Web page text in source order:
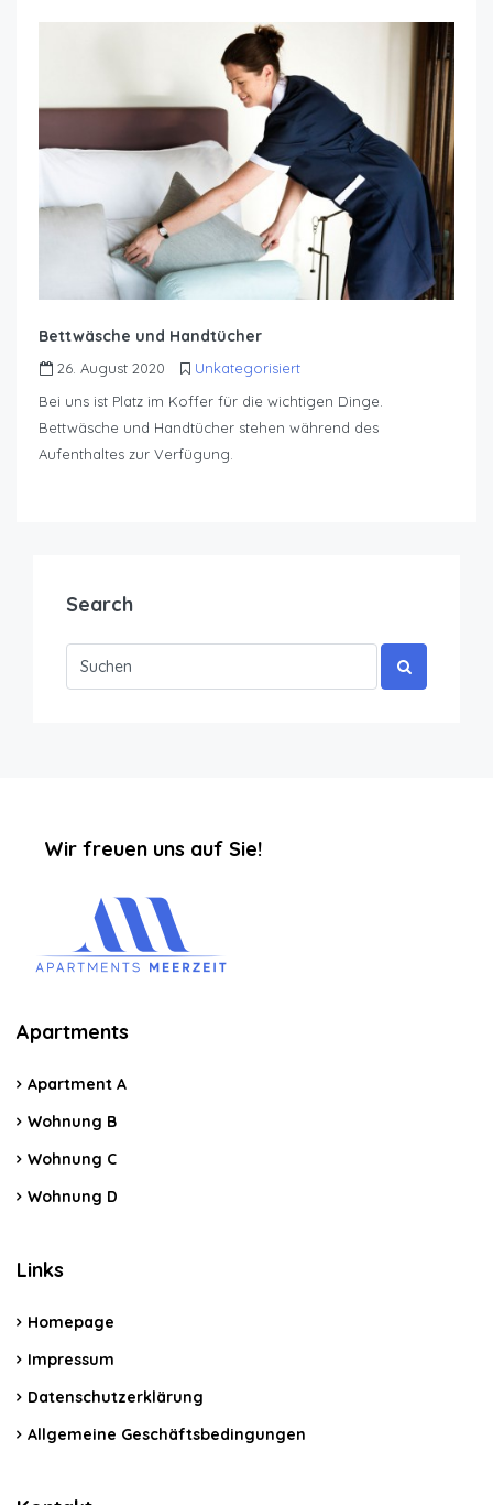
Bettwäsche und Handtücher
26. August 2020
Unkategorisiert
Bei uns ist Platz im Koffer für die wichtigen Dinge.
Bettwäsche und Handtücher stehen während des
Aufenthaltes zur Verfügung.
Search
‏‏‎ ‎‏‏‎ ‎‏‏‎ ‎‏‏‎ ‎‏‏‎ ‎‏‏‎Wir freuen uns auf Sie!
Apartments
Apartment A
Wohnung B
Wohnung C
Wohnung D
Links
Homepage
Impressum
Datenschutzerklärung
Allgemeine Geschäftsbedingungen